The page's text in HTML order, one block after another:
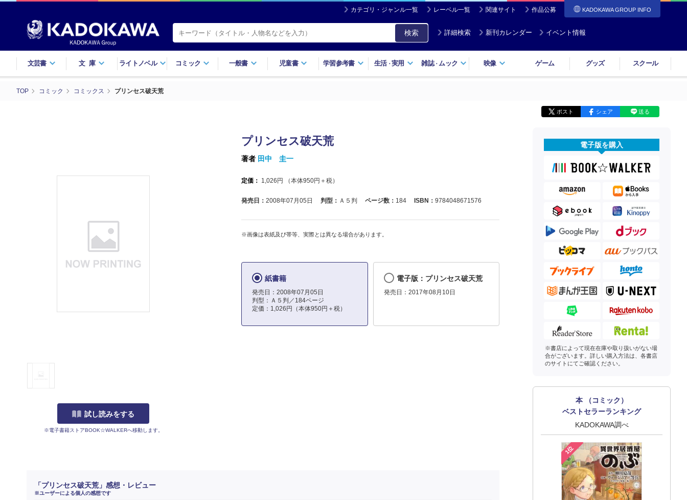
カテゴリ・ジャンル一覧 レーベル一覧 関連サイト 作品公募 KADOKAWA GROUP INFO
検索 詳細検索 新刊カレンダー イベント情報
文芸書 文庫 ライトノベル コミック 一般書 児童書 学習参考書 生活・実用 雑誌・ ムック 映像 ゲーム グッズ スクール
TOP コミック コミックス プリンセス破天荒
ポスト シェア 送る
試し読みをする
※電子書籍ストアBOOK☆WALKERへ移動します。
プリンセス破天荒
著者 田中 圭一
定価： 1,026 円 （本体950円＋税）
発売日： 2008年07月05日 判型： Ａ５判 ページ数： 184 ISBN： 9784048671576
※画像は表紙及び帯等、実際とは異なる場合があります。
紙書籍
発売日：2008年07月05日
判型：Ａ５判／184ページ
定価：1,026円（本体950円＋税）
電子版：プリンセス破天荒
発売日：2017年08月10日
「プリンセス破天荒」感想・レビュー
※ユーザーによる個人の感想です
電子版を購入
※書店によって現在在庫や取り扱いがない場
合がございます。詳しい購入方法は、各書店
のサイトにてご確認ください。
本 （コミック）
ベストセラーランキング
KADOKAWA調べ
1位